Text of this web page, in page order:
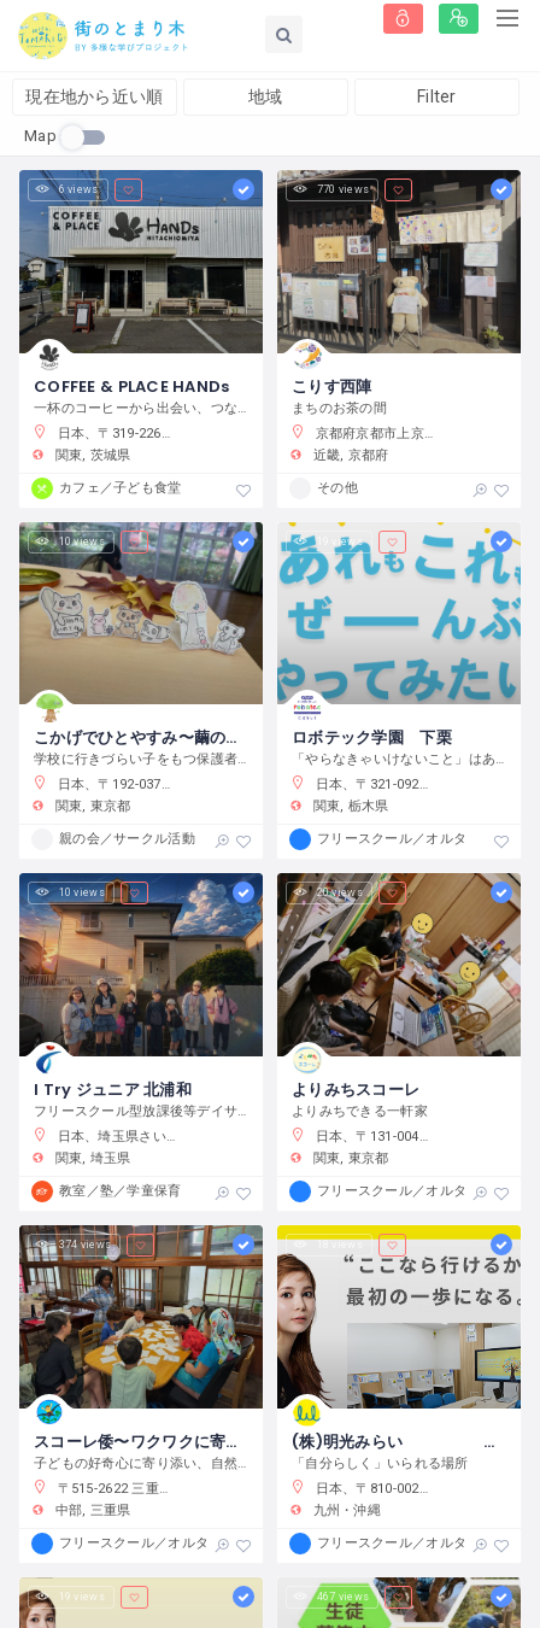
現在地から近い順 地域 Filter
Map
6 views
COFFEE & PLACE HANDs
一杯のコーヒーから出会い、つながり、何かが始まるまちの居場所
日本、〒319-2266 茨城県常陸大宮市抽ヶ台町８６４−１
関東
茨城県
カフェ／子ども食堂
770 views
こりす西陣
まちのお茶の間
京都府京都市上京区藤木町７９５−５
近畿 京都府
その他
10 views
こかげでひとやすみ〜繭の会〜
学校に行きづらい子をもつ保護者の会です
日本、〒192-0375 東京都八王子市鑓水２丁目２０１３−２
関東
東京都
親の会／サークル活動
19 views
ロボテック学園 下栗
「やらなきゃいけないこと」はありません。宿題をやるのもよし、自分で目標をたてて取り組むのもよし、なんでもチャレンジできる環境です。
日本、〒321-0923 栃木県宇都宮市下栗町２２９２−８ 2 階
関東
栃木県
フリースクール／オルタナティブス
10 views
I Try ジュニア 北浦和
フリースクール型放課後等デイサービス
日本、埼玉県さいたま市浦和区元町２−３４−１０
関東
埼玉県
教室／塾／学童保育
20 views
よりみちスコーレ
よりみちできる一軒家
日本、〒131-0045 東京都墨田区押上２丁目２８−３
関東
東京都
フリースクール／オルタナティブス
374 views
スコーレ倭〜ワクワクに寄り添う学校〜
〒515-2622 三重県津市白山町中ノ村１３８−４
中部 三重県
フリースクール／オルタナティブスクール
(株)明光みらい 明光フリースクール薬院本校
「自分らしく」いられる場所
日本、〒810-0022 福岡県福岡市中央区薬院１−１０−６ フォレスト薬院大通り
九州・沖縄
フリースクール／オルタナティブス
19 views 467 views